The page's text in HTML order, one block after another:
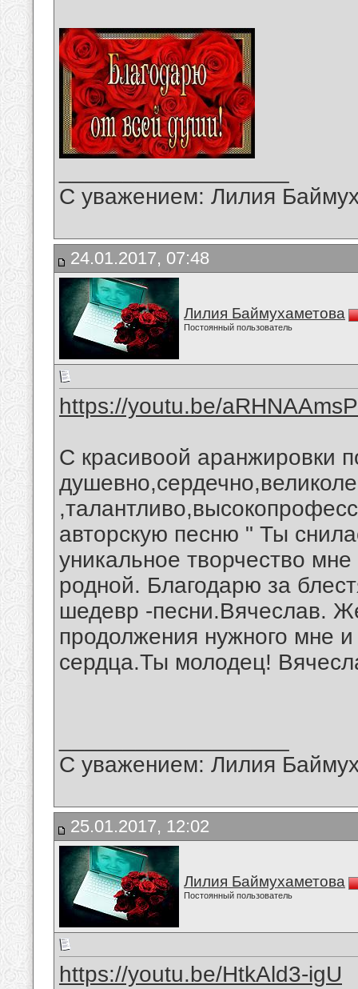
С уважением: Лилия
24.01.2017, 07:48
Лилия Баймухаметова
Постоянный пользователь
https://youtu.be/
С красивоой аранжировки
авторскую песню " Ты
уникальное творчество
родной. Благодарю за
шедевр -песни.Вячеслав.
продолжения нужного мне
сердца.Ты молодец!
С уважением: Лилия
25.01.2017, 12:02
Лилия Баймухаметова
Постоянный пользователь
https://youtu.be/HtkAld3-igU